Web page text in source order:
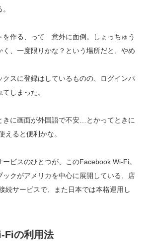
を作る、って 意外に面倒。しょっちゅう
く、一度限りかな？という場所だと、やめ
クスに登録はしているものの、ログインパ
しまった。
きに画面が外国語で不安…とかってときに
えると便利かな。
ビスのひとつが、このFacebook Wi-Fi。
ックがアメリカを中心に展開している、店
続サービスで、また日本では本格運用し
の利用法